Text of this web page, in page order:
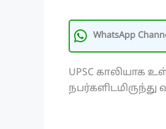
WhatsApp
UPSC காலியாக